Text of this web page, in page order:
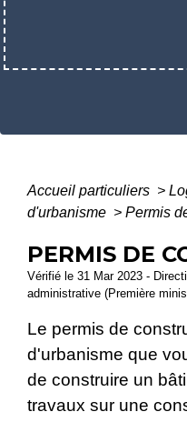
Accueil particuliers >
d'urbanisme > Permis
PERMIS DE
Vérifié le 31 Mar 2023 -
administrative (Première
Le permis de
d'urbanisme que
de construire un
travaux sur une